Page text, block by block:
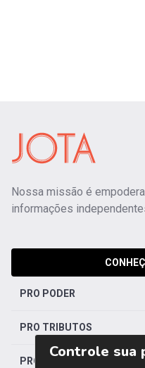
Nossa missão é
informações
PRO PODER
PRO TRIBUTOS
PRO TRABALHISTA